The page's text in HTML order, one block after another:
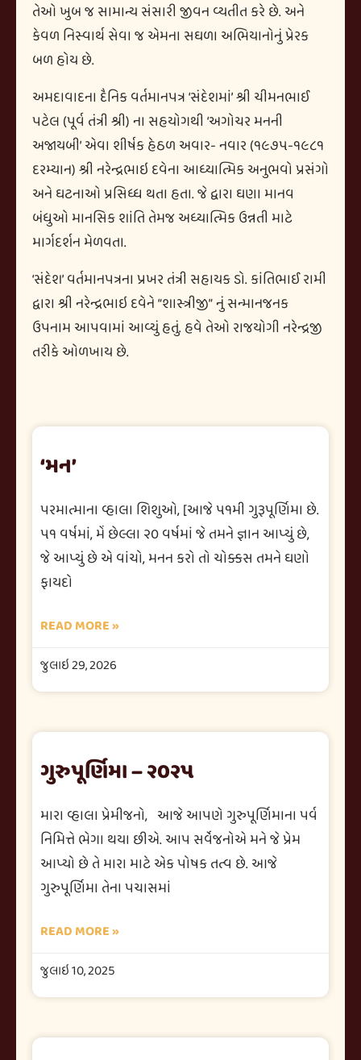
તેઓ ખુબ જ સામાન્ય સંસારી જીવન વ્યતીત કરે છે. અને
કેવળ નિસ્વાર્થ સેવા જ એમના સઘળા અભિયાનોનું પ્રેરક
બળ હોય છે.
અમદાવાદના દૈનિક વર્તમાનપત્ર ‘સંદેશમાં’ શ્રી ચીમનભાઈ
પટેલ (પૂર્વ તંત્રી શ્રી) ના સહયોગથી ‘અગોચર મનની
અજાયબી’ એવા શીર્ષક હેઠળ અવાર- નવાર (૧૯૭૫-૧૯૮૧
દરમ્યાન) શ્રી નરેન્દ્રભાઇ દવેના આધ્યાત્મિક અનુભવો પ્રસંગો
અને ઘટનાઓ પ્રસિધ્ધ થતા હતા. જે દ્વારા ઘણા માનવ
બંધુઓ માનસિક શાંતિ તેમજ અધ્યાત્મિક ઉન્નતી માટે
માર્ગદર્શન મેળવતા.
‘સંદેશ’ વર્તમાનપત્રના પ્રખર તંત્રી સહાયક ડો. કાંતિભાઈ રામી
દ્વારા શ્રી નરેન્દ્રભાઇ દવેને “શાસ્ત્રીજી” નું સન્માનજનક
ઉપનામ આપવામાં આવ્યું હતું. હવે તેઓ રાજયોગી નરેન્દ્રજી
તરીકે ઓળખાય છે.
‘મન’
પરમાત્માના વ્હાલા શિશુઓ, [આજે ૫૧મી ગુરૂપૂર્ણિમા છે.
૫૧ વર્ષમાં, મેં છેલ્લા ૨૦ વર્ષમાં જે તમને જ્ઞાન આપ્યું છે,
જે આપ્યું છે એ વાંચો, મનન કરો તો ચોક્કસ તમને ઘણો
ફાયદો
READ MORE »
જુલાઇ 29, 2026
ગુરુપૂર્ણિમા – ૨૦૨૫
મારા વ્હાલા પ્રેમીજનો, આજે આપણે ગુરુપૂર્ણિમાના પર્વ
નિમિત્તે ભેગા થયા છીએ. આપ સર્વેજનોએ મને જે પ્રેમ
આપ્યો છે તે મારા માટે એક પોષક તત્વ છે. આજે
ગુરુપૂર્ણિમા તેના પચાસમાં
READ MORE »
જુલાઇ 10, 2025